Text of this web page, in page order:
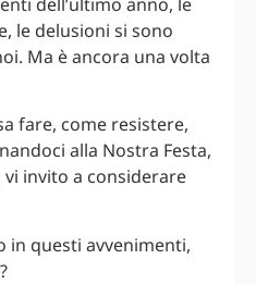
le delusioni si sono
Ma è ancora una volta
fare, come resistere,
alla Nostra Festa,
invito a considerare
in questi avvenimenti,